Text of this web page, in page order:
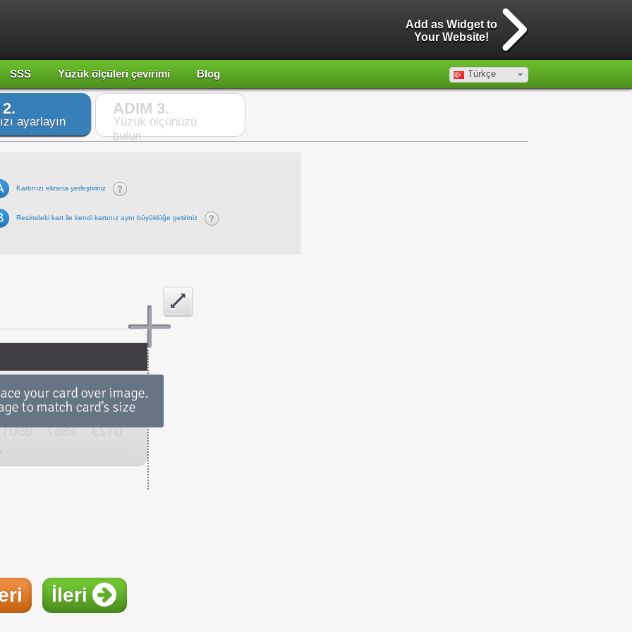
Add as Widget to
Your Website!
SSS Yüzük ölçüleri çevirimi Blog Türkçe
ayarlayın
ADIM 3.
Yüzük ölçünüzü
bulun
Kartınızı ekrana yerleştiriniz
Resimdeki kart ile kendi kartınız aynı büyüklüğe getiriniz
İleri